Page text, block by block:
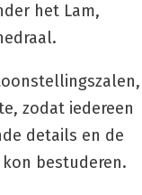
het Lam,
zodat iedereen
details en de
bestuderen.